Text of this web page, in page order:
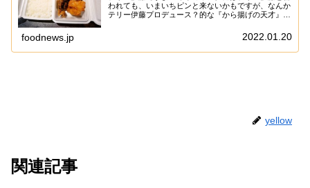
われても、いまいちピンと来ないかもですが、なんか
テリー伊藤プロデュース？的な『から揚げの天才』な
てみるじゃない？ま、本当は『炭火焼肉 楽々苑』に...
foodnews.jp 2022.01.20
yellow
関連記事